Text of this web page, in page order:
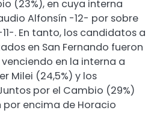
(23%), en cuya interna
Alfonsín -12- por sobre
. En tanto, los candidatos a
en San Fernando fueron
venciendo en la interna a
Milei (24,5%) y los
por el Cambio (29%)
por encima de Horacio